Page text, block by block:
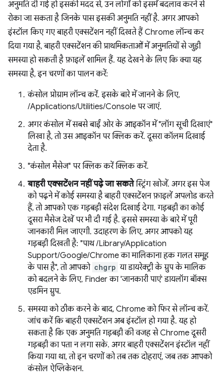
अनुमति दी गई हो इसकी मदद से, उन लोगों को इसमें बदलाव करने से
रोका जा सकता है जिनके पास इसकी अनुमति नहीं है. अगर आपको
इंस्टॉल किए गए बाहरी एक्सटेंशन नहीं दिखते हैं Chrome लॉन्च कर
दिया गया है, बाहरी एक्सटेंशन की प्राथमिकताओं में अनुमतियों से जुड़ी
समस्या हो सकती है फ़ाइलें शामिल हैं. यह देखने के लिए कि क्या यह
समस्या है, इन चरणों का पालन करें:
कंसोल प्रोग्राम लॉन्च करें. इसके बारे में जानने के लिए,
/Applications/Utilities/Console पर जाएं.
अगर कंसोल में सबसे बाईं ओर के आइकॉन में "लॉग सूची दिखाएं"
लिखा है, तो उस आइकॉन पर क्लिक करें. दूसरा कॉलम दिखाई
देता है.
"कंसोल मैसेज" पर क्लिक करें क्लिक करें.
बाहरी एक्सटेंशन नहीं पढ़े जा सकतेस्ट्रिंग खोजें. अगर इस पेज
को पढ़ने में कोई समस्या है बाहरी एक्सटेंशन फ़ाइलें अपलोड करते
हैं, तो आपको एक गड़बड़ी संदेश दिखाई देगा. गड़बड़ी का कोई
दूसरा मैसेज देखें पर भी दी गई है. इससे समस्या के बारे में पूरी
जानकारी मिल जाएगी. उदाहरण के लिए, अगर आपको यह
गड़बड़ी दिखती है: "पाथ /Library/Application
Support/Google/Chrome का मालिकाना हक गलत समूह
के पास है", तो आपको chgrp या डायरेक्ट्री के ग्रुप के मालिक
को बदलने के लिए, Finder का 'जानकारी पाएं' डायलॉग बॉक्स
एडमिन ग्रुप.
समस्या को ठीक करने के बाद, Chrome को फिर से लॉन्च करें.
जांच करें कि बाहरी एक्सटेंशन अब इंस्टॉल हो गया है. यह हो
सकता है कि एक अनुमति गड़बड़ी की वजह से Chrome दूसरी
गड़बड़ी का पता न लगा सके. अगर बाहरी एक्सटेंशन इंस्टॉल नहीं
किया गया था, तो इन चरणों को तब तक दोहराएं, जब तक आपको
कंसोल ऐप्लिकेशन.